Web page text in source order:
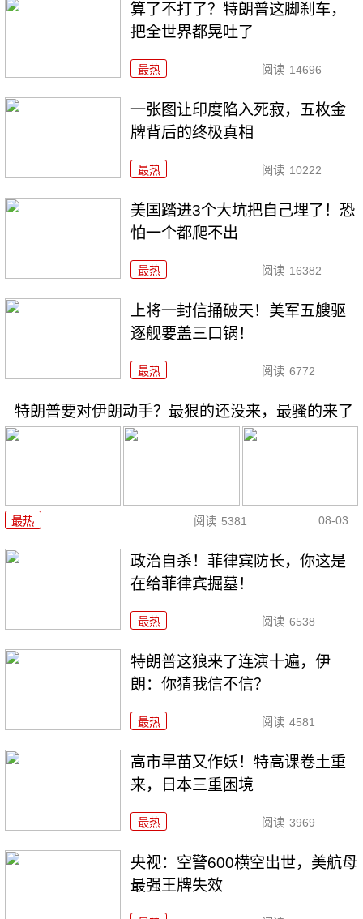
算了不打了？特朗普这脚刹车，
把全世界都晃吐了
最热 阅读 14696
一张图让印度陷入死寂，五枚金
牌背后的终极真相
最热 阅读 10222
美国踏进3个大坑把自己埋了！恐
怕一个都爬不出
最热 阅读 16382
上将一封信捅破天！美军五艘驱
逐舰要盖三口锅！
最热 阅读 6772
特朗普要对伊朗动手？最狠的还没来，最骚的来了
最热 阅读 5381 08-03
政治自杀！菲律宾防长，你这是
在给菲律宾掘墓！
最热 阅读 6538
特朗普这狼来了连演十遍，伊
朗：你猜我信不信？
最热 阅读 4581
高市早苗又作妖！特高课卷土重
来，日本三重困境
最热 阅读 3969
央视：空警600横空出世，美航母
最强王牌失效